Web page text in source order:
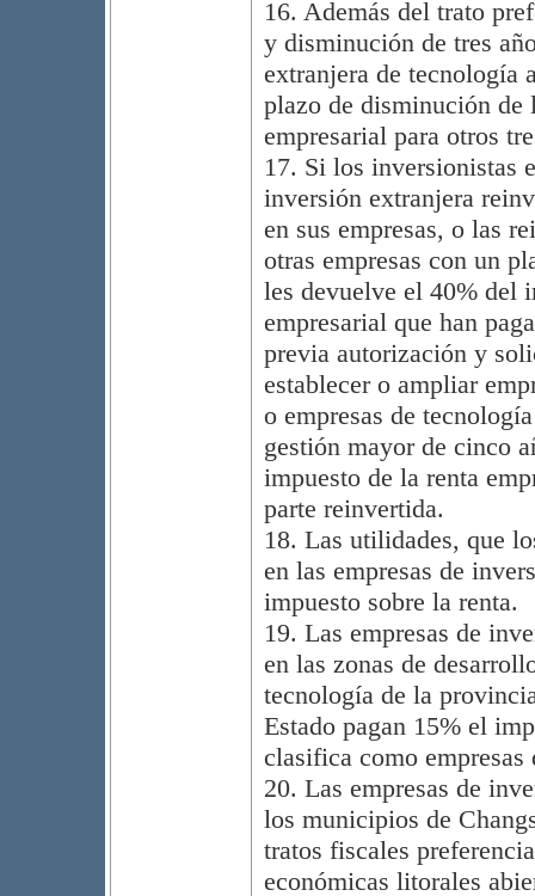
16. Además del trato
y disminución de tres
extranjera de tecnología
plazo de disminución de
empresarial para otros
17. Si los inversionistas
inversión extranjera
en sus empresas, o las
otras empresas con un
les devuelve el 40% del
empresarial que han
previa autorización y
establecer o ampliar
o empresas de
gestión mayor de cinco
impuesto de la renta
parte reinvertida.
18. Las utilidades, que
en las empresas de
impuesto sobre la renta.
19. Las empresas de
en las zonas de
tecnología de la
Estado pagan 15% el
clasifica como
20. Las empresas de
los municipios de
tratos fiscales
económicas litorales